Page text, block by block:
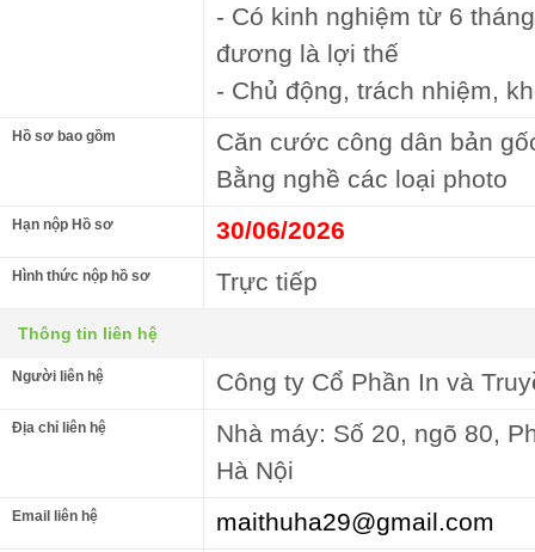
- Có kinh nghiệm từ 6
đương là lợi thế
- Chủ động, trách nhiệm,
Hồ sơ bao gồm
Căn cước công dân bản
Bằng nghề các loại photo
Hạn nộp Hồ sơ 30/06/2026
Hình thức nộp hồ sơ Trực tiếp
Thông tin liên hệ
Người liên hệ Công ty Cổ Phần In và
Địa chỉ liên hệ
Nhà máy: Số 20, ngõ 80,
Hà Nội
Email liên hệ maithuha29@gmail.com